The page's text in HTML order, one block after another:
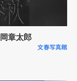
章太郎
文春写真館